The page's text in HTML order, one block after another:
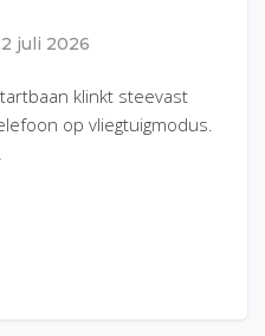
juli 2026
klinkt steevast
op vliegtuigmodus.